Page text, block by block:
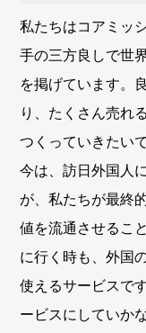
私たちはコアミッ
手の三方良しで世
を掲げています。
り、たくさん売れ
つくっていきたいで
今は、訪日外国人
が、私たちが最終
値を流通させるこ
に行く時も、外国
使えるサービスで
ービスにしていか